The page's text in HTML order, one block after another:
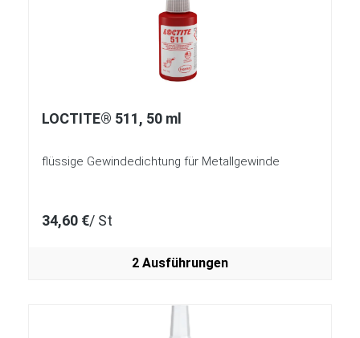
LOCTITE® 511, 50 ml
flüssige Gewindedichtung für Metallgewinde
34,60 €/ St
2 Ausführungen